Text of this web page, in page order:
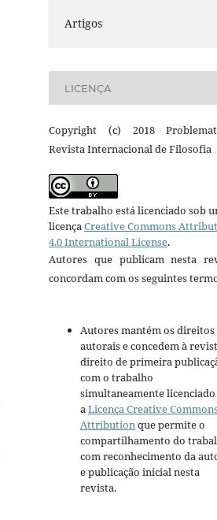
Artigos
LICENÇA
Copyright (c) 2018
Revista Internacional de Filosofia
Este trabalho está licenciado sob
licençaCreative Commons
4.0 International License.
Autores que publicam nesta
concordam com os seguintes
Autores mantém os direitos
autorais e concedem à
direito de primeira
com o trabalho
simultaneamente
aLicença Creative
Attributionque permite o
compartilhamento do
com reconhecimento da
e publicação inicial nesta
revista.